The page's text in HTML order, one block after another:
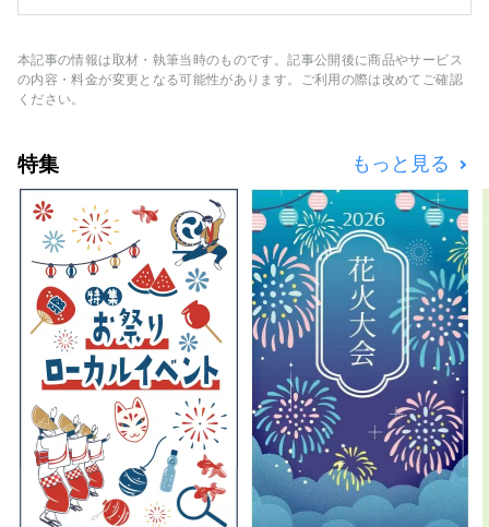
存する地域です。また、自然を活かしたアクテ
しめます。是非、愛媛県南予地方でゆっくりと
した旅をお楽しみください。
本記事の情報は取材・執筆当時のものです。記事公開後に商品やサービス
の内容・料金が変更となる可能性があります。ご利用の際は改めてご確認
ください。
特集 もっと見る